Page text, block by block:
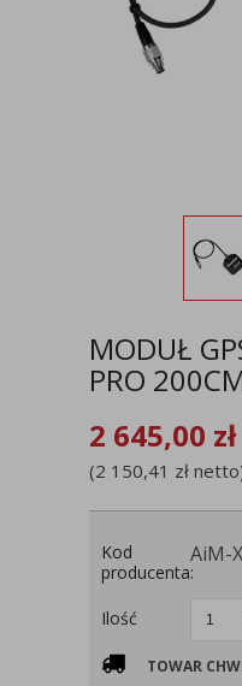
MODUŁ
PRO
2 645,00 zł
(2 150,41 zł
Kod
producenta:
AiM-
Ilość
TOWAR